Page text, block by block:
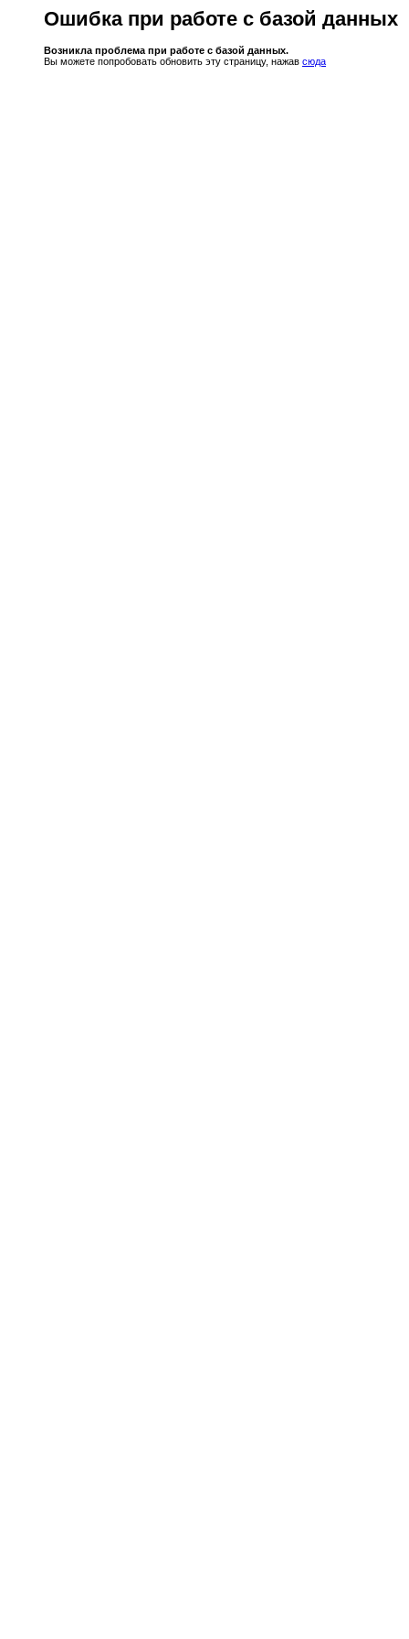
Ошибка при работе с базой данных
Возникла проблема при работе с базой данных.
Вы можете попробовать обновить эту страницу, нажав сюда